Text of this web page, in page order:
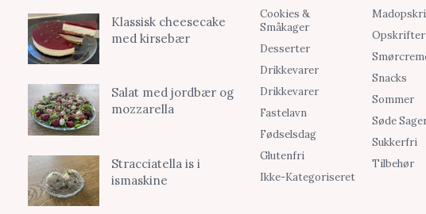
Klassisk cheesecake
med kirsebær
Salat med jordbær og
mozzarella
Stracciatella is i
ismaskine
Cookies &
Småkager
Desserter
Drikkevarer
Drikkevarer
Fastelavn
Fødselsdag
Glutenfri
Ikke-Kategoriseret
Opskrifter
Snacks
Sommer
Søde
Sukkerfri
Tilbehør